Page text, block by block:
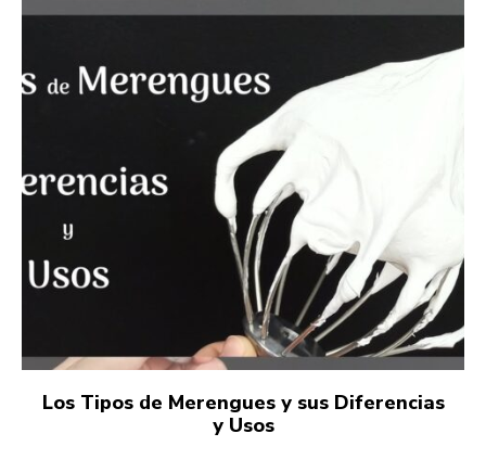
Los Tipos de Merengues y sus Diferencias
y Usos